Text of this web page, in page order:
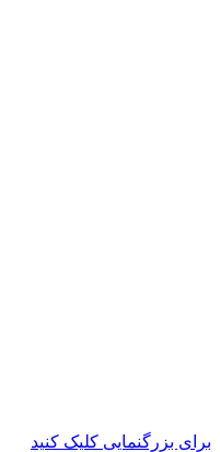
برای بزرگنمایی کلیک کنید